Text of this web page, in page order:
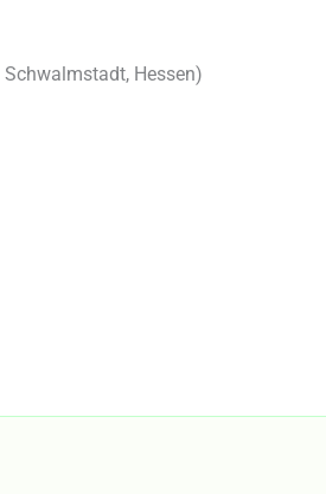
Schwalmstadt, Hessen)